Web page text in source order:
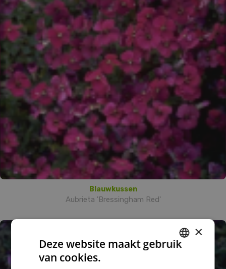
Blauwkussen
Aubrieta 'Bressingham Red'
×
Deze website maakt gebruik
van cookies.